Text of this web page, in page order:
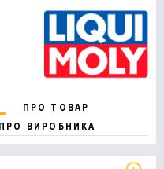
ПРО ТОВАР
ПРО ВИРОБНИКА